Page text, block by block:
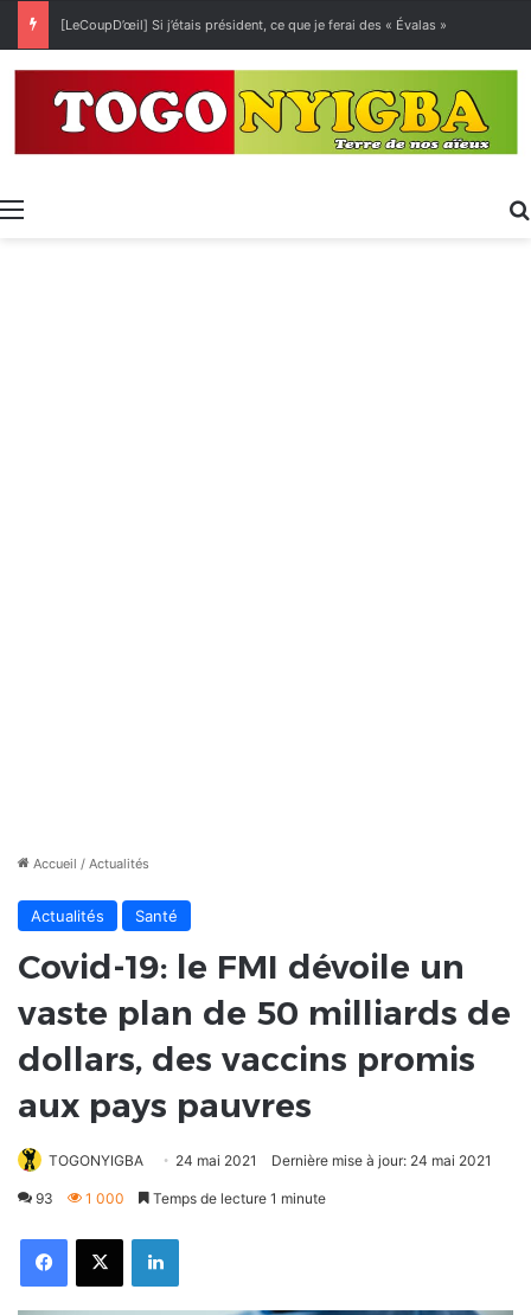
[LeCoupD’œil] Si j’étais président, ce que je ferai des « Évalas »
Menu
Accueil / Actualités
Actualités Santé
Covid-19: le FMI dévoile un
vaste plan de 50 milliards de
dollars, des vaccins promis
aux pays pauvres
TOGONYIGBA 24 mai 2021 Dernière mise à jour: 24 mai 2021
93 1 000 Temps de lecture 1 minute
FacebookX Linkedin